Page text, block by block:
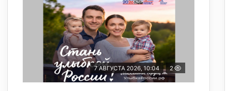
7 АВГУСТА 2026, 10:04 2